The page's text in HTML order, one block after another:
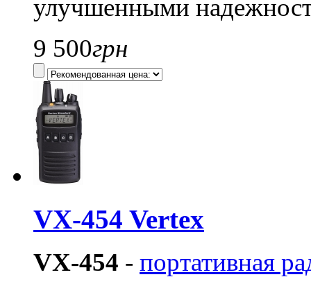
улучшенными
9 500грн
VX-454 Vertex
VX-454 - портативная